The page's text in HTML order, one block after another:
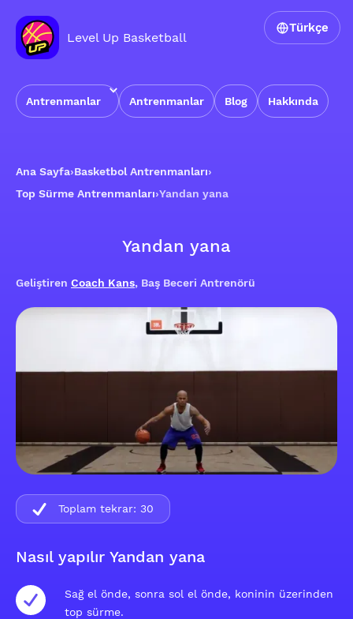
Level Up Basketball
Antrenmanlar Antrenmanlar Blog Hakkında
Türkçe
Ana Sayfa›Basketbol Antrenmanları›
Top Sürme Antrenmanları›Yandan yana
Yandan yana
Geliştiren Coach Kans, Baş Beceri Antrenörü
Nasıl yapılır Yandan yana
Sağ el önde, sonra sol el önde, koninin üzerinden
top sürme.
Toplam tekrar: 30